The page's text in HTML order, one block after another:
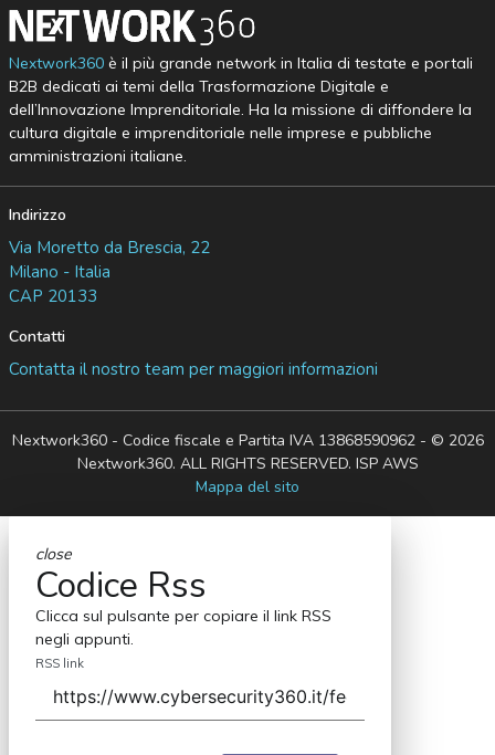
Nextwork360è il più grande network in Italia di testate e portali
B2B dedicati ai temi della Trasformazione Digitale e
dell’Innovazione Imprenditoriale. Ha la missione di diffondere la
cultura digitale e imprenditoriale nelle imprese e pubbliche
amministrazioni italiane.
Indirizzo
Via Moretto da Brescia, 22
Milano - Italia
CAP 20133
Contatti
Contatta il nostro team per maggiori informazioni
Nextwork360 - Codice fiscale e Partita IVA 13868590962 - © 2026
Nextwork360. ALL RIGHTS RESERVED. ISP AWS
Mappa del sito
close
Codice Rss
Clicca sul pulsante per copiare il link RSS
negli appunti.
RSS link